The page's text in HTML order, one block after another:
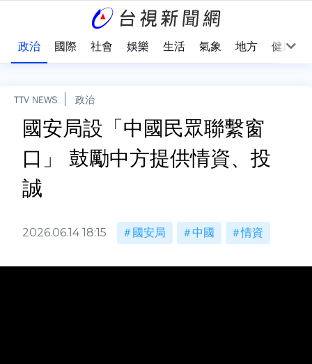
政治 國際 社會 娛樂 生活 氣象 地方 健康
TTV NEWS 政治
國安局設「中國民眾聯繫窗
口」 鼓勵中方提供情資、投
誠
2026.06.14 18:15 國安局 中國 情資